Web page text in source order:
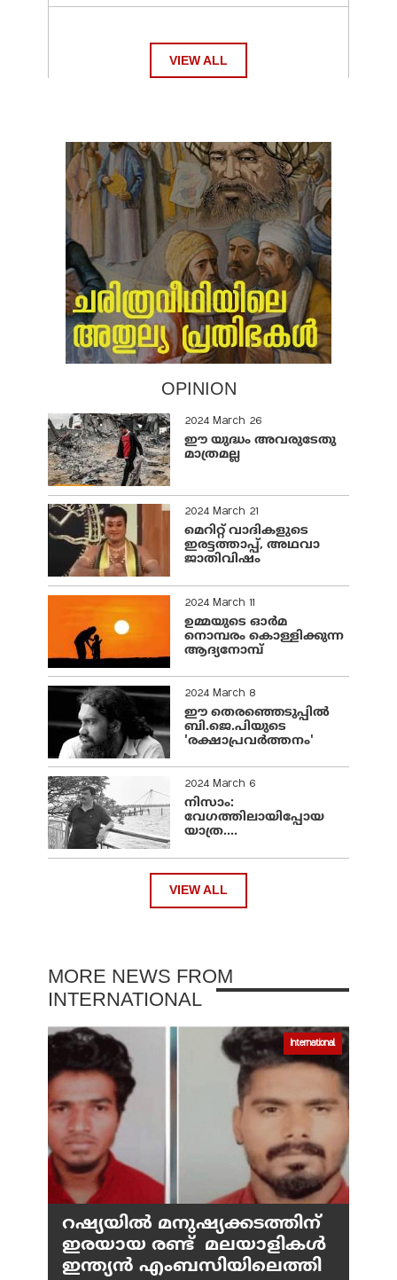
VIEW ALL
OPINION
2024 March 26
ഈ യുദ്ധം അവരുടേതു
മാത്രമല്ല
2024 March 21
മെറിറ്റ് വാദികളുടെ
ഇരട്ടത്താപ്പ്, അഥവാ
ജാതിവിഷം
2024 March 11
ഉമ്മയുടെ ഓർമ
നൊമ്പരം കൊള്ളിക്കുന്ന
ആദ്യനോമ്പ്
2024 March 8
ഈ തെരഞ്ഞെടുപ്പില്‍
ബി.ജെ.പിയുടെ
'രക്ഷാപ്രവര്‍ത്തനം'
2024 March 6
നിസാം:
വേഗത്തിലായിപ്പോയ
യാത്ര....
VIEW ALL
MORE NEWS FROM
INTERNATIONAL
International
റഷ്യയില്‍ മനുഷ്യക്കടത്തിന്
ഇരയായ രണ്ട് മലയാളികള്‍
ഇന്ത്യന്‍ എംബസിയിലെത്തി